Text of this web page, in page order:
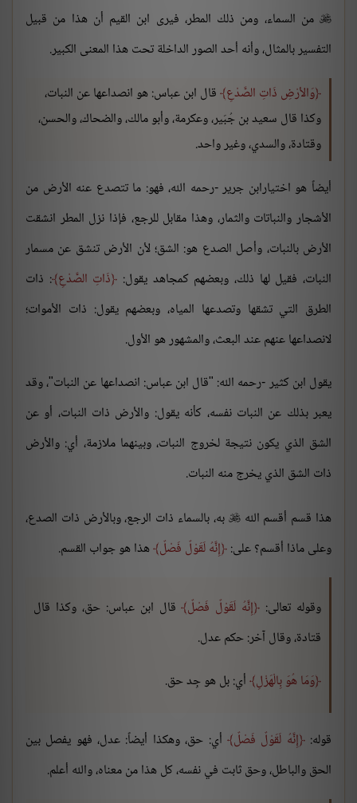
 من السماء، ومن ذلك المطر، فيرى ابن القيم أن هذا من قبيل
التفسير بالمثال، وأنه أحد الصور الداخلة تحت هذا المعنى الكبير.
وَالأرْضِ ذَاتِ الصَّدْعِ قال ابن عباس: هو انصداعها عن النبات،
وكذا قال سعيد بن جُبَير، وعكرمة، وأبو مالك، والضحاك، والحسن،
وقتادة، والسدي، وغير واحد.
أيضاً هو اختيارابن جرير -رحمه الله، فهو: ما تتصدع عنه الأرض من
الأشجار والنباتات والثمار، وهذا مقابل للرجع، فإذا نزل المطر انشقت
الأرض بالنبات، وأصل الصدع هو: الشق؛ لأن الأرض تنشق عن مسمار
النبات، فقيل لها ذلك، وبعضهم كمجاهد يقول:
ذَاتِ الصَّدْعِ : ذات
الطرق التي تشقها وتصدعها المياه، وبعضهم يقول: ذات الأموات؛
لانصداعها عنهم عند البعث، والمشهور هو الأول.
يقول ابن كثير -رحمه الله: "قال ابن عباس: انصداعها عن النبات"، وقد
يعبر بذلك عن النبات نفسه، كأنه يقول: والأرض ذات النبات، أو عن
الشق الذي يكون نتيجة لخروج النبات، وبينهما ملازمة، أي: والأرض
ذات الشق الذي يخرج منه النبات.
هذا قسم أقسم الله به، بالسماء ذات الرجع، وبالأرض ذات الصدع،
وعلى ماذا أقسم؟ على: إِنَّهُ لَقَوْلٌ فَصْلٌ هذا هو جواب القسم.
وقوله تعالى: إِنَّهُ لَقَوْلٌ فَصْلٌ قال ابن عباس: حق، وكذا قال
قتادة، وقال آخر: حكم عدل.
وَمَا هُوَ بِالْهَزْلِ أي: بل هو جِد حق.
قوله: إِنَّهُ لَقَوْلٌ فَصْلٌ أي: حق، وهكذا أيضاً: عدل، فهو يفصل بين
الحق والباطل، وحق ثابت في نفسه، كل هذا من معناه، والله أعلم.